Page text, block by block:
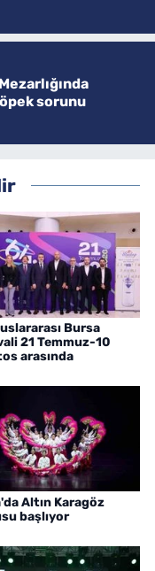
sorunu
Bursa
21 Temmuz-10
arasında
Altın Karagöz
başlıyor